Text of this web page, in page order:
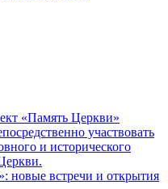
«Память Церкви»
участвовать
и исторического
новые встречи и открытия